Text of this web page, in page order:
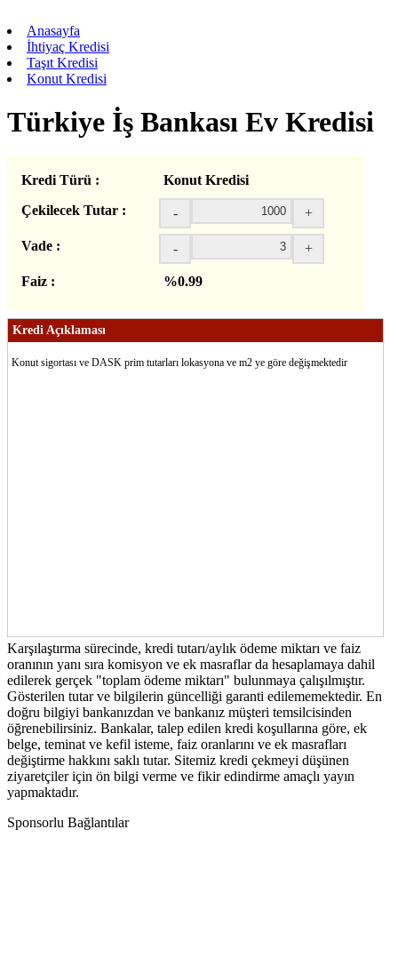
Anasayfa
İhtiyaç Kredisi
Taşıt Kredisi
Konut Kredisi
Türkiye İş Bankası Ev Kredisi
Kredi Türü :
Konut Kredisi
Çekilecek Tutar :
- +
Vade : - +
Faiz : %0.99
Kredi Açıklaması
Konut sigortası ve DASK prim tutarları lokasyona ve m2 ye göre değişmektedir
Karşılaştırma sürecinde, kredi tutarı/aylık ödeme miktarı ve faiz
oranının yanı sıra komisyon ve ek masraflar da hesaplamaya dahil
edilerek gerçek "toplam ödeme miktarı" bulunmaya çalışılmıştır.
Gösterilen tutar ve bilgilerin güncelliği garanti edilememektedir. En
doğru bilgiyi bankanızdan ve bankanız müşteri temsilcisinden
öğrenebilirsiniz. Bankalar, talep edilen kredi koşullarına göre, ek
belge, teminat ve kefil isteme, faiz oranlarını ve ek masrafları
değiştirme hakkını saklı tutar. Sitemiz kredi çekmeyi düşünen
ziyaretçiler için ön bilgi verme ve fikir edindirme amaçlı yayın
yapmaktadır.
Sponsorlu Bağlantılar